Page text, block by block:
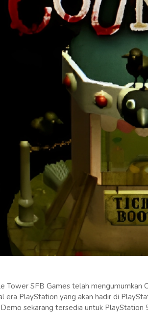
Tower SFB Games telah mengumumkan
era PlayStation yang akan hadir di
sekarang tersedia untuk PlayStation